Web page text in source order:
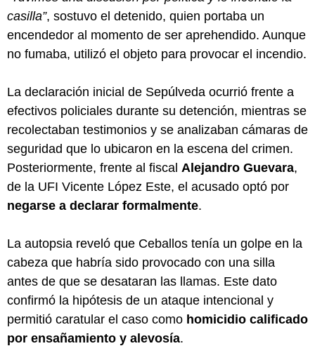
casilla”, sostuvo el detenido, quien portaba un
encendedor al momento de ser aprehendido. Aunque
no fumaba, utilizó el objeto para provocar el incendio.
La declaración inicial de Sepúlveda ocurrió frente a
efectivos policiales durante su detención, mientras se
recolectaban testimonios y se analizaban cámaras de
seguridad que lo ubicaron en la escena del crimen.
Posteriormente, frente al fiscal Alejandro Guevara,
de la UFI Vicente López Este, el acusado optó por
negarse a declarar formalmente.
La autopsia reveló que Ceballos tenía un golpe en la
cabeza que habría sido provocado con una silla
antes de que se desataran las llamas. Este dato
confirmó la hipótesis de un ataque intencional y
permitió caratular el caso como homicidio calificado
por ensañamiento y alevosía.